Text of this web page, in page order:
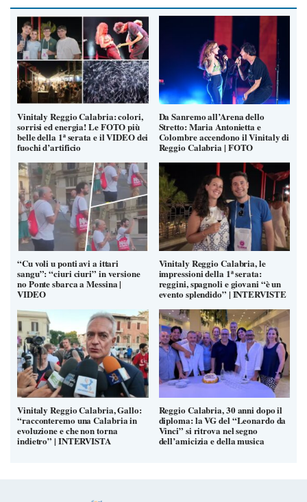
Vinitaly Reggio Calabria: colori,
sorrisi ed energia! Le FOTO più
belle della 1ª serata e il VIDEO dei
fuochi d’artificio
Da Sanremo all’Arena dello
Stretto: Maria Antonietta e
Colombre accendono il Vinitaly di
Reggio Calabria | FOTO
“Cu voli u ponti avi a ittari
sangu”: “ciuri ciuri” in versione
no Ponte sbarca a Messina |
VIDEO
Vinitaly Reggio Calabria, le
impressioni della 1ª serata:
reggini, spagnoli e giovani “è un
evento splendido” | INTERVISTE
Vinitaly Reggio Calabria, Gallo:
“racconteremo una Calabria in
evoluzione e che non torna
indietro” | INTERVISTA
Reggio Calabria, 30 anni dopo il
diploma: la VG del “Leonardo da
Vinci” si ritrova nel segno
dell’amicizia e della musica